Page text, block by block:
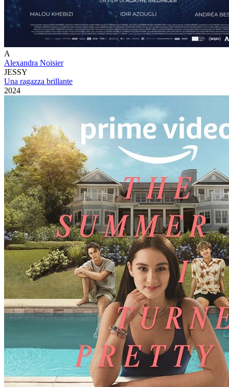
A
Alexandra Noisier
JESSY
Una ragazza brillante
2024